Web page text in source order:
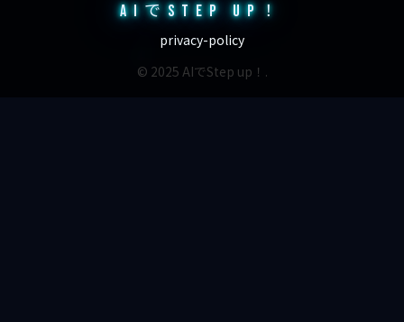
AIでSTEP UP！
privacy-policy
© 2025 AIでStep up！.